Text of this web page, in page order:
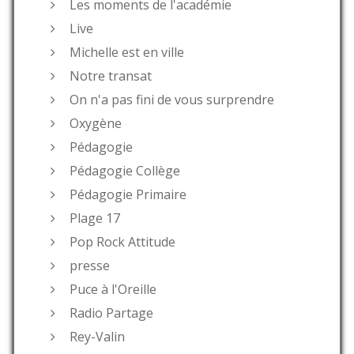
Les moments de l'académie
Live
Michelle est en ville
Notre transat
On n'a pas fini de vous surprendre
Oxygène
Pédagogie
Pédagogie Collège
Pédagogie Primaire
Plage 17
Pop Rock Attitude
presse
Puce à l'Oreille
Radio Partage
Rey-Valin